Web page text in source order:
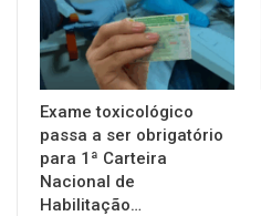
Exame toxicológico
passa a ser obrigatório
para 1ª Carteira
Nacional de
Habilitação…